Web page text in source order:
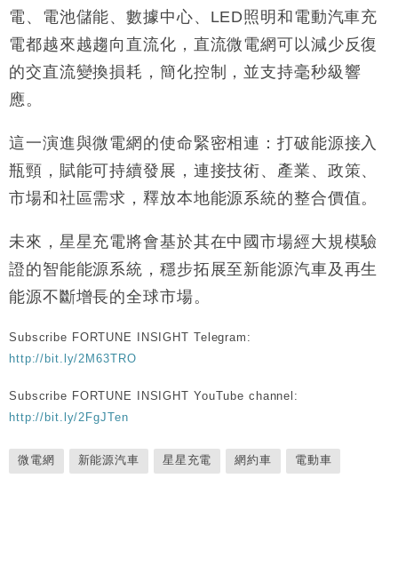
電、電池儲能、數據中心、LED照明和電動汽車充
電都越來越趨向直流化，直流微電網可以減少反復
的交直流變換損耗，簡化控制，並支持毫秒級響
應。
這一演進與微電網的使命緊密相連：打破能源接入
瓶頸，賦能可持續發展，連接技術、產業、政策、
市場和社區需求，釋放本地能源系統的整合價值。
未來，星星充電將會基於其在中國市場經大規模驗
證的智能能源系統，穩步拓展至新能源汽車及再生
能源不斷增長的全球市場。
Subscribe FORTUNE INSIGHT Telegram:
http://bit.ly/2M63TRO
Subscribe FORTUNE INSIGHT YouTube channel:
http://bit.ly/2FgJTen
微電網 新能源汽車 星星充電 網約車 電動車